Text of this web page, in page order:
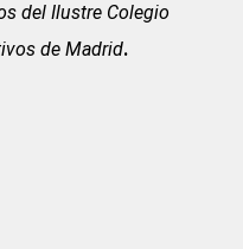
del Ilustre Colegio
de Madrid.